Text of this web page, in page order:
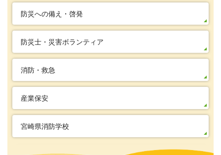
防災への備え・啓発
防災士・災害ボランティア
消防・救急
産業保安
宮崎県消防学校